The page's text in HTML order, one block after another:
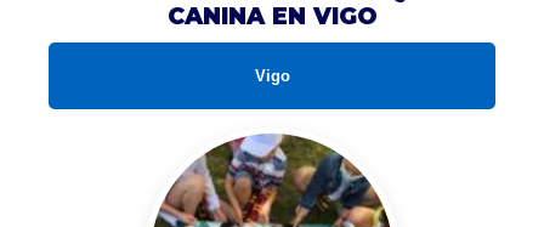
CANINA EN VIGO
Vigo